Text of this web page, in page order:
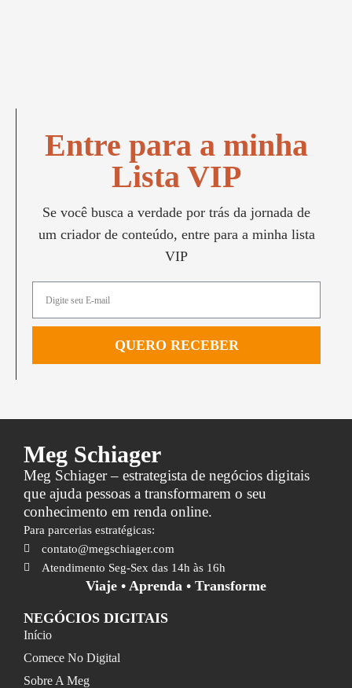
Entre para a minha
Lista VIP
Se você busca a verdade por trás da jornada de
um criador de conteúdo, entre para a minha lista
VIP
QUERO RECEBER
Meg Schiager
Meg Schiager – estrategista de negócios digitais
que ajuda pessoas a transformarem o seu
conhecimento em renda online.
Para parcerias estratégicas:
contato@megschiager.com
Atendimento Seg-Sex das 14h às 16h
Viaje • Aprenda • Transforme
NEGÓCIOS DIGITAIS
Início
Comece No Digital
Sobre A Meg